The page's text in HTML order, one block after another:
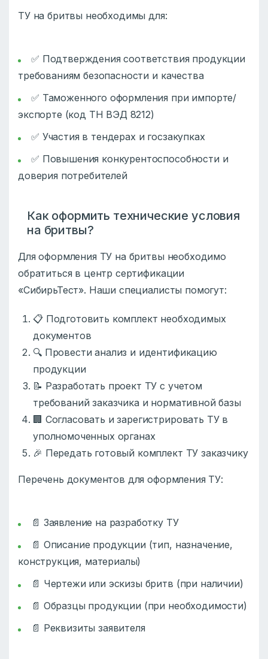
ТУ на бритвы необходимы для:
✅ Подтверждения соответствия продукции
требованиям безопасности и качества
✅ Таможенного оформления при импорте/
экспорте (код ТН ВЭД 8212)
✅ Участия в тендерах и госзакупках
✅ Повышения конкурентоспособности и
доверия потребителей
Как оформить технические условия
на бритвы?
Для оформления ТУ на бритвы необходимо
обратиться в центр сертификации
«СибирьТест». Наши специалисты помогут:
📋 Подготовить комплект необходимых
документов
🔍 Провести анализ и идентификацию
продукции
📝 Разработать проект ТУ с учетом
требований заказчика и нормативной базы
🏢 Согласовать и зарегистрировать ТУ в
уполномоченных органах
🎉 Передать готовый комплект ТУ заказчику
Перечень документов для оформления ТУ:
📄 Заявление на разработку ТУ
📄 Описание продукции (тип, назначение,
конструкция, материалы)
📄 Чертежи или эскизы бритв (при наличии)
📄 Образцы продукции (при необходимости)
📄 Реквизиты заявителя